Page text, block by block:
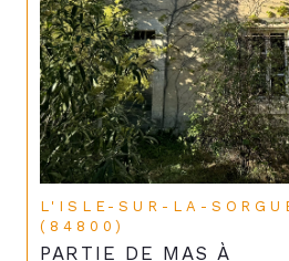
L'ISLE-SUR-LA-SORGUE
(84800)
PARTIE DE MAS À